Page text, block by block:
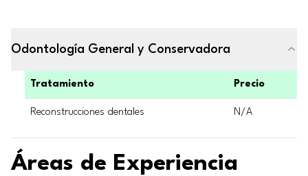
Odontología General y Conservadora
Tratamiento Precio
Reconstrucciones dentales N/A
Áreas de Experiencia